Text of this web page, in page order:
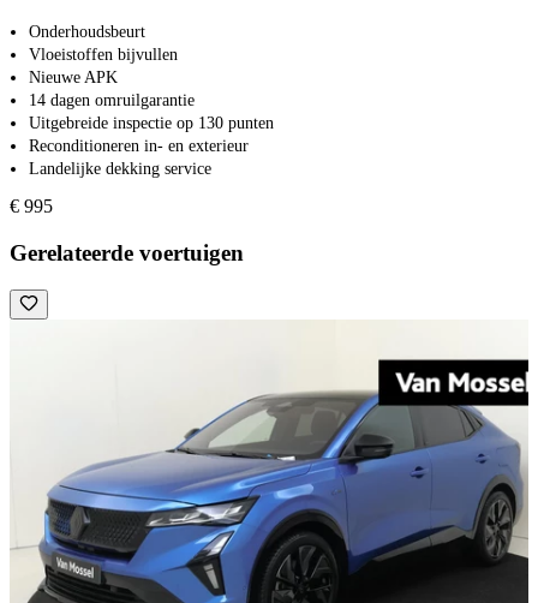
Onderhoudsbeurt
Vloeistoffen bijvullen
Nieuwe APK
14 dagen omruilgarantie
Uitgebreide inspectie op 130 punten
Reconditioneren in- en exterieur
Landelijke dekking service
€ 995
Gerelateerde voertuigen